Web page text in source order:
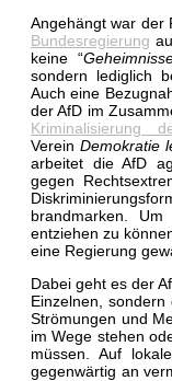
Angehängt war der
Bundesregierung
keine “
sondern lediglich
Auch eine
der AfD im
Kriminalisierung
VereinDemokratie
arbeitet die AfD
gegen
brandmarken.
entziehen zu
eine Regierung
Dabei geht es der
Einzelnen,
Strömungen und
im Wege stehen
müssen. Auf
gegenwärtig an